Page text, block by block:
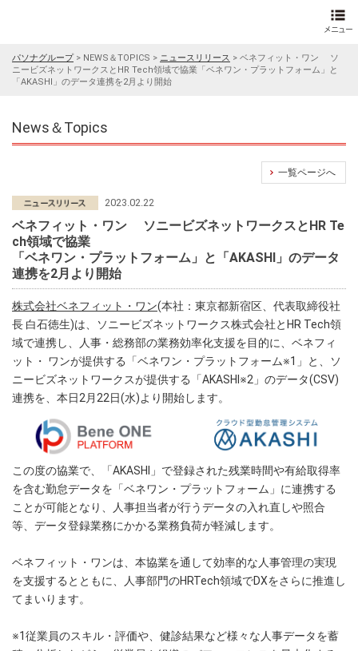
パソナグループ> NEWS＆TOPICS > ニュースリリース > ベネフィット・ワン ソ
ニービズネットワークスとHR Tech領域で協業「ベネワン・プラットフォーム」と
「AKASHI」のデータ連携を2月より開始
News＆Topics
一覧ページへ
2023.02.22
ベネフィット・ワン ソニービズネットワークスとHR Te
ch領域で協業
「ベネワン・プラットフォーム」と「AKASHI」のデータ
連携を2月より開始
株式会社ベネフィット・ワン(本社：東京都新宿区、代表取締役社
長 白石徳生)は、ソニービズネットワークス株式会社とHR Tech領
域で連携し、人事・総務部の業務効率化支援を目的に、ベネフィ
ット・ ワンが提供する「ベネワン・プラットフォーム※1」と、ソ
ニービズネットワークスが提供する「AKASHI※2」のデータ(CSV)
連携を、本日2月22日(水)より開始します。
この度の協業で、「AKASHI」で登録された残業時間や有給取得率
を含む勤怠データを「ベネワン・プラットフォーム」に連携する
ことが可能となり、人事担当者が行うデータの入れ直しや照合
等、データ登録業務にかかる業務負荷が軽減します。
ベネフィット・ワンは、本協業を通して効率的な人事管理の実現
を支援するとともに、人事部門のHRTech領域でDXをさらに推進し
てまいります。
※1従業員のスキル・評価や、健診結果など様々な人事データを蓄